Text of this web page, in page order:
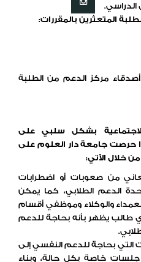
المتعثرين بالمقررات:
مركز الدعم من الطلبة
بشكل سلبي على
حرصت جامعة دار العلوم على
خلال الآتي:
من صعوبات أو اضطرابات
الدعم الطلابي، كما يمكن
والوكلاء وموظفي أقسام
طالب يظهر بأنه بحاجة للدعم
التي بحاجة للدعم النفسي إلى
خاصة بكل حالة، وبناء